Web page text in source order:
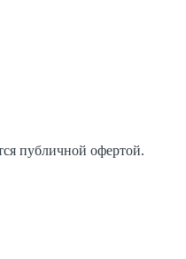
публичной офертой.